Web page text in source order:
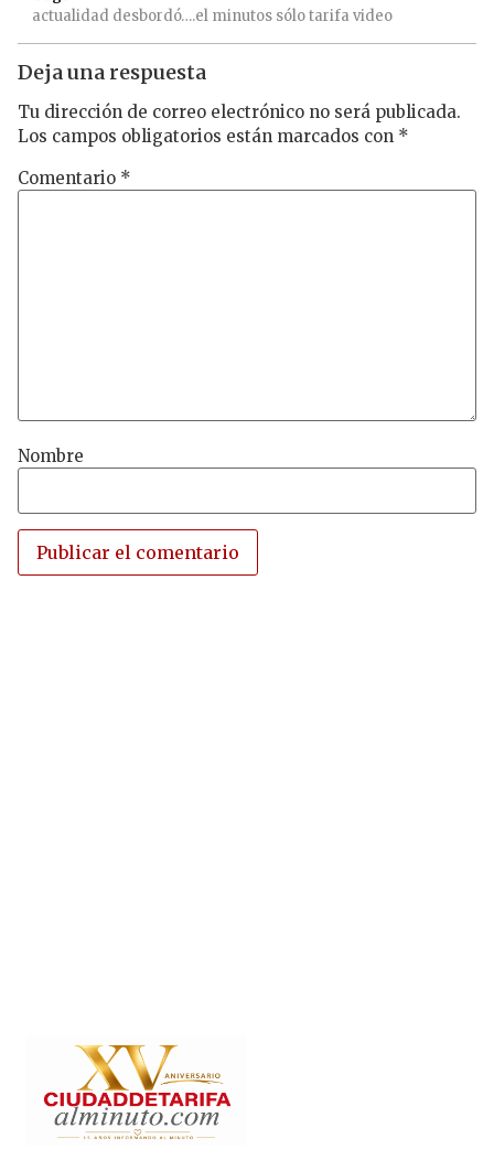
actualidad desbordó….el minutos sólotarifa video
Deja una respuesta
Tu dirección de correo electrónico no será publicada.
Los campos obligatorios están marcados con *
Comentario *
Nombre